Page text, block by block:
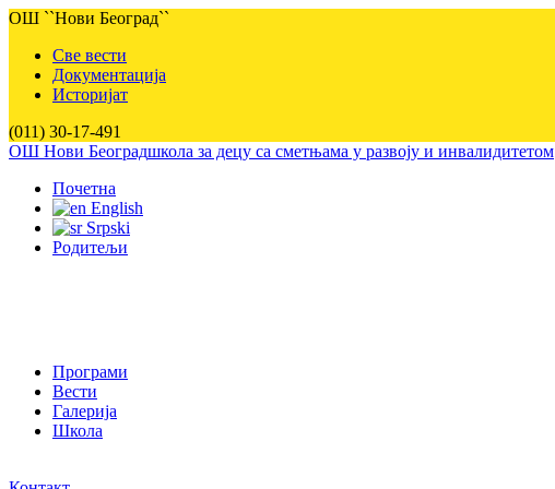
ОШ ``Нови Београд``
Све вести
Документација
Историјат
(011) 30-17-491
ОШ Нови Београдшкола за децу са сметњама у развоју и инвалидитетом
Почетна
English
Srpski
Родитељи
Програми
Вести
Галерија
Школа